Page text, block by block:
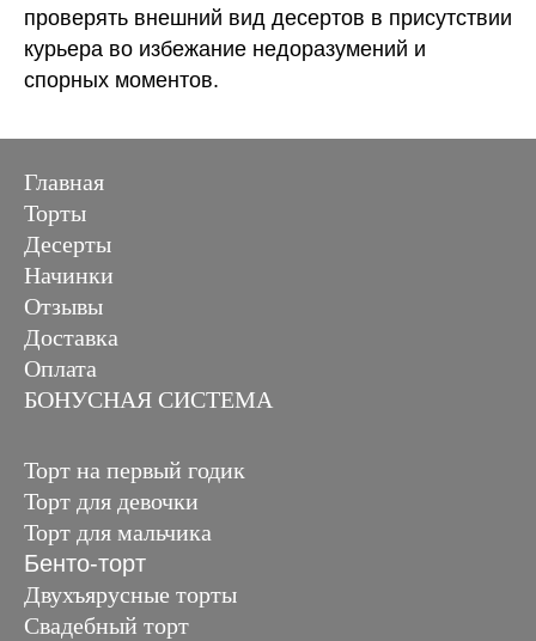
проверять внешний вид десертов в присутствии
курьера во избежание недоразумений и
спорных моментов.
Главная
Торты
Десерты
Начинки
Отзывы
Доставка
Оплата
БОНУСНАЯ СИСТЕМА
Торт на первый годик
Торт для девочки
Торт для мальчика
Бенто-торт
Двухъярусные торты
Свадебный торт